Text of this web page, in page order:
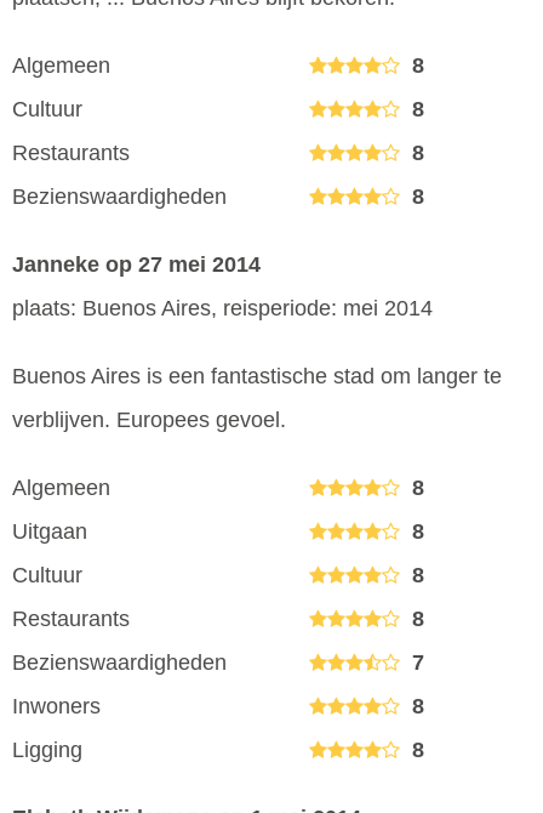
Algemeen
8
Cultuur
8
Restaurants
8
Bezienswaardigheden
8
Janneke op 27 mei 2014
plaats: Buenos Aires, reisperiode: mei 2014
Buenos Aires is een fantastische stad om langer te
verblijven. Europees gevoel.
Algemeen
8
Uitgaan
8
Cultuur
8
Restaurants
8
Bezienswaardigheden
7
Inwoners
8
Ligging
8